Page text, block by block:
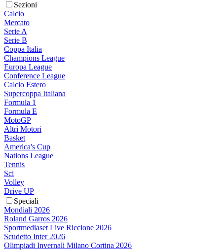
Sezioni
Calcio
Mercato
Serie A
Serie B
Coppa Italia
Champions League
Europa League
Conference League
Calcio Estero
Supercoppa Italiana
Formula 1
Formula E
MotoGP
Altri Motori
Basket
America's Cup
Nations League
Tennis
Sci
Volley
Drive UP
Speciali
Mondiali 2026
Roland Garros 2026
Sportmediaset Live Riccione 2026
Scudetto Inter 2026
Olimpiadi Invernali Milano Cortina 2026